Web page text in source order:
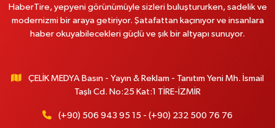
HaberTire, yepyeni görünümüyle sizleri buluştururken, sadelik ve
modernizmi bir araya getiriyor. Şatafattan kaçınıyor ve insanlara
haber okuyabilecekleri güçlü ve şık bir altyapı sunuyor.
ÇELİK MEDYA Basın - Yayın & Reklam - Tanıtım Yeni Mh. İsmail
Taşlı Cd. No:25 Kat:1 TİRE-İZMİR
(+90) 506 943 95 15 - (+90) 232 500 76 76